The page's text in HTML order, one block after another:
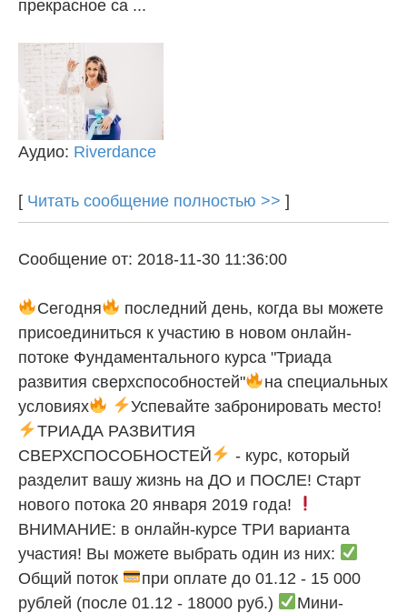
прекрасное са ...
Аудио: Riverdance
[ Читать сообщение полностью >> ]
Сообщение от: 2018-11-30 11:36:00
Сегодня
последний день, когда вы можете
присоединиться к участию в новом онлайн-
потоке Фундаментального курса "Триада
развития сверхспособностей"
на специальных
условиях
Успевайте забронировать место!
ТРИАДА РАЗВИТИЯ
СВЕРХСПОСОБНОСТЕЙ
- курс, который
разделит вашу жизнь на ДО и ПОСЛЕ! Старт
нового потока 20 января 2019 года!
ВНИМАНИЕ: в онлайн-курсе ТРИ варианта
участия! Вы можете выбрать один из них:
Общий поток
при оплате до 01.12 - 15 000
рублей (после 01.12 - 18000 руб.)
Мини-